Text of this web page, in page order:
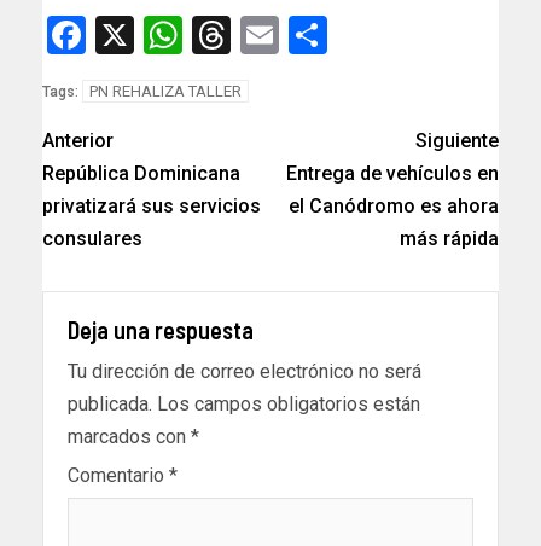
Facebook
X WhatsApp
Threads
Email
Tags: PN REHALIZA TALLER
Anterior
República Dominicana
privatizará sus servicios
consulares
Siguiente
Entrega de vehículos en
el Canódromo es ahora
más rápida
Deja una respuesta
Tu dirección de correo electrónico no será
publicada. Los campos obligatorios están
marcados con *
Comentario *